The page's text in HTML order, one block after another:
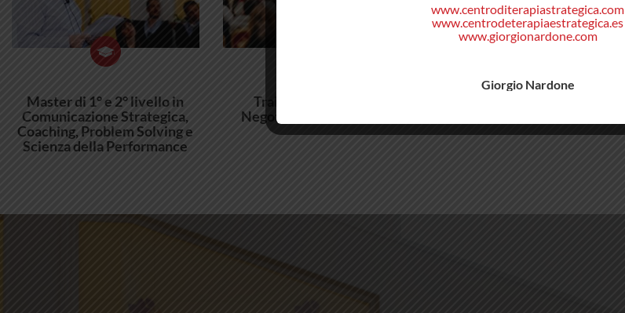
Master di 1° e 2° livello in
Comunicazione Strategica,
Coaching, Problem Solving e
Scienza della Performance
Training Avanzato in
Negoziazione Strategica
www.centroditerapiastrategica.com
www.centrodeterapiaestrategica.es
www.giorgionardone.com
Giorgio Nardone